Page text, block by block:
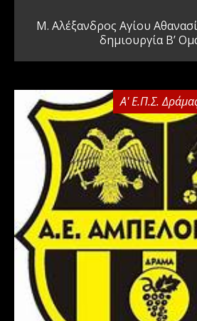
Μ. Αλέξανδρος Αγίου
δημιουργία Β’
Α' Ε.Π.Σ.